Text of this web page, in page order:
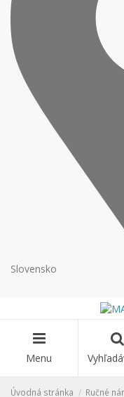
Slovensko
Menu
Úvodná stránka Ručné